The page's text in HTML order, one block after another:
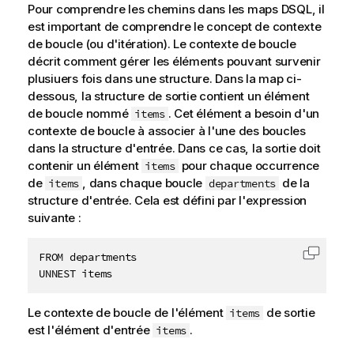
i
t
y
-
n
o
t
e
Pour comprendre les chemins dans les maps DSQL, il
est important de comprendre le concept de contexte
de boucle (ou d'itération). Le contexte de boucle
décrit comment gérer les éléments pouvant survenir
plusiuers fois dans une structure. Dans la map ci-
dessous, la structure de sortie contient un élément
de boucle nommé items . Cet élément a besoin d'un
contexte de boucle à associer à l'une des boucles
dans la structure d'entrée. Dans ce cas, la sortie doit
contenir un élément items pour chaque occurrence
de items , dans chaque boucle departments de la
structure d'entrée. Cela est défini par l'expression
suivante :
FROM departments
UNNEST items
Copier
Le contexte de boucle de l'élément items de sortie
est l'élément d'entrée items .